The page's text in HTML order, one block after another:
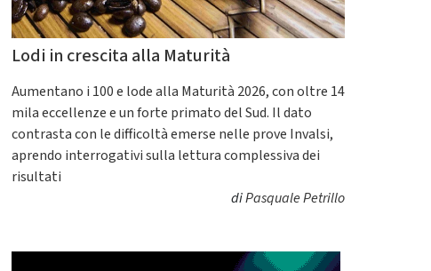
Lodi in crescita alla Maturità
Aumentano i 100 e lode alla Maturità 2026, con oltre 14
mila eccellenze e un forte primato del Sud. Il dato
contrasta con le difficoltà emerse nelle prove Invalsi,
aprendo interrogativi sulla lettura complessiva dei
risultati
diPasquale Petrillo